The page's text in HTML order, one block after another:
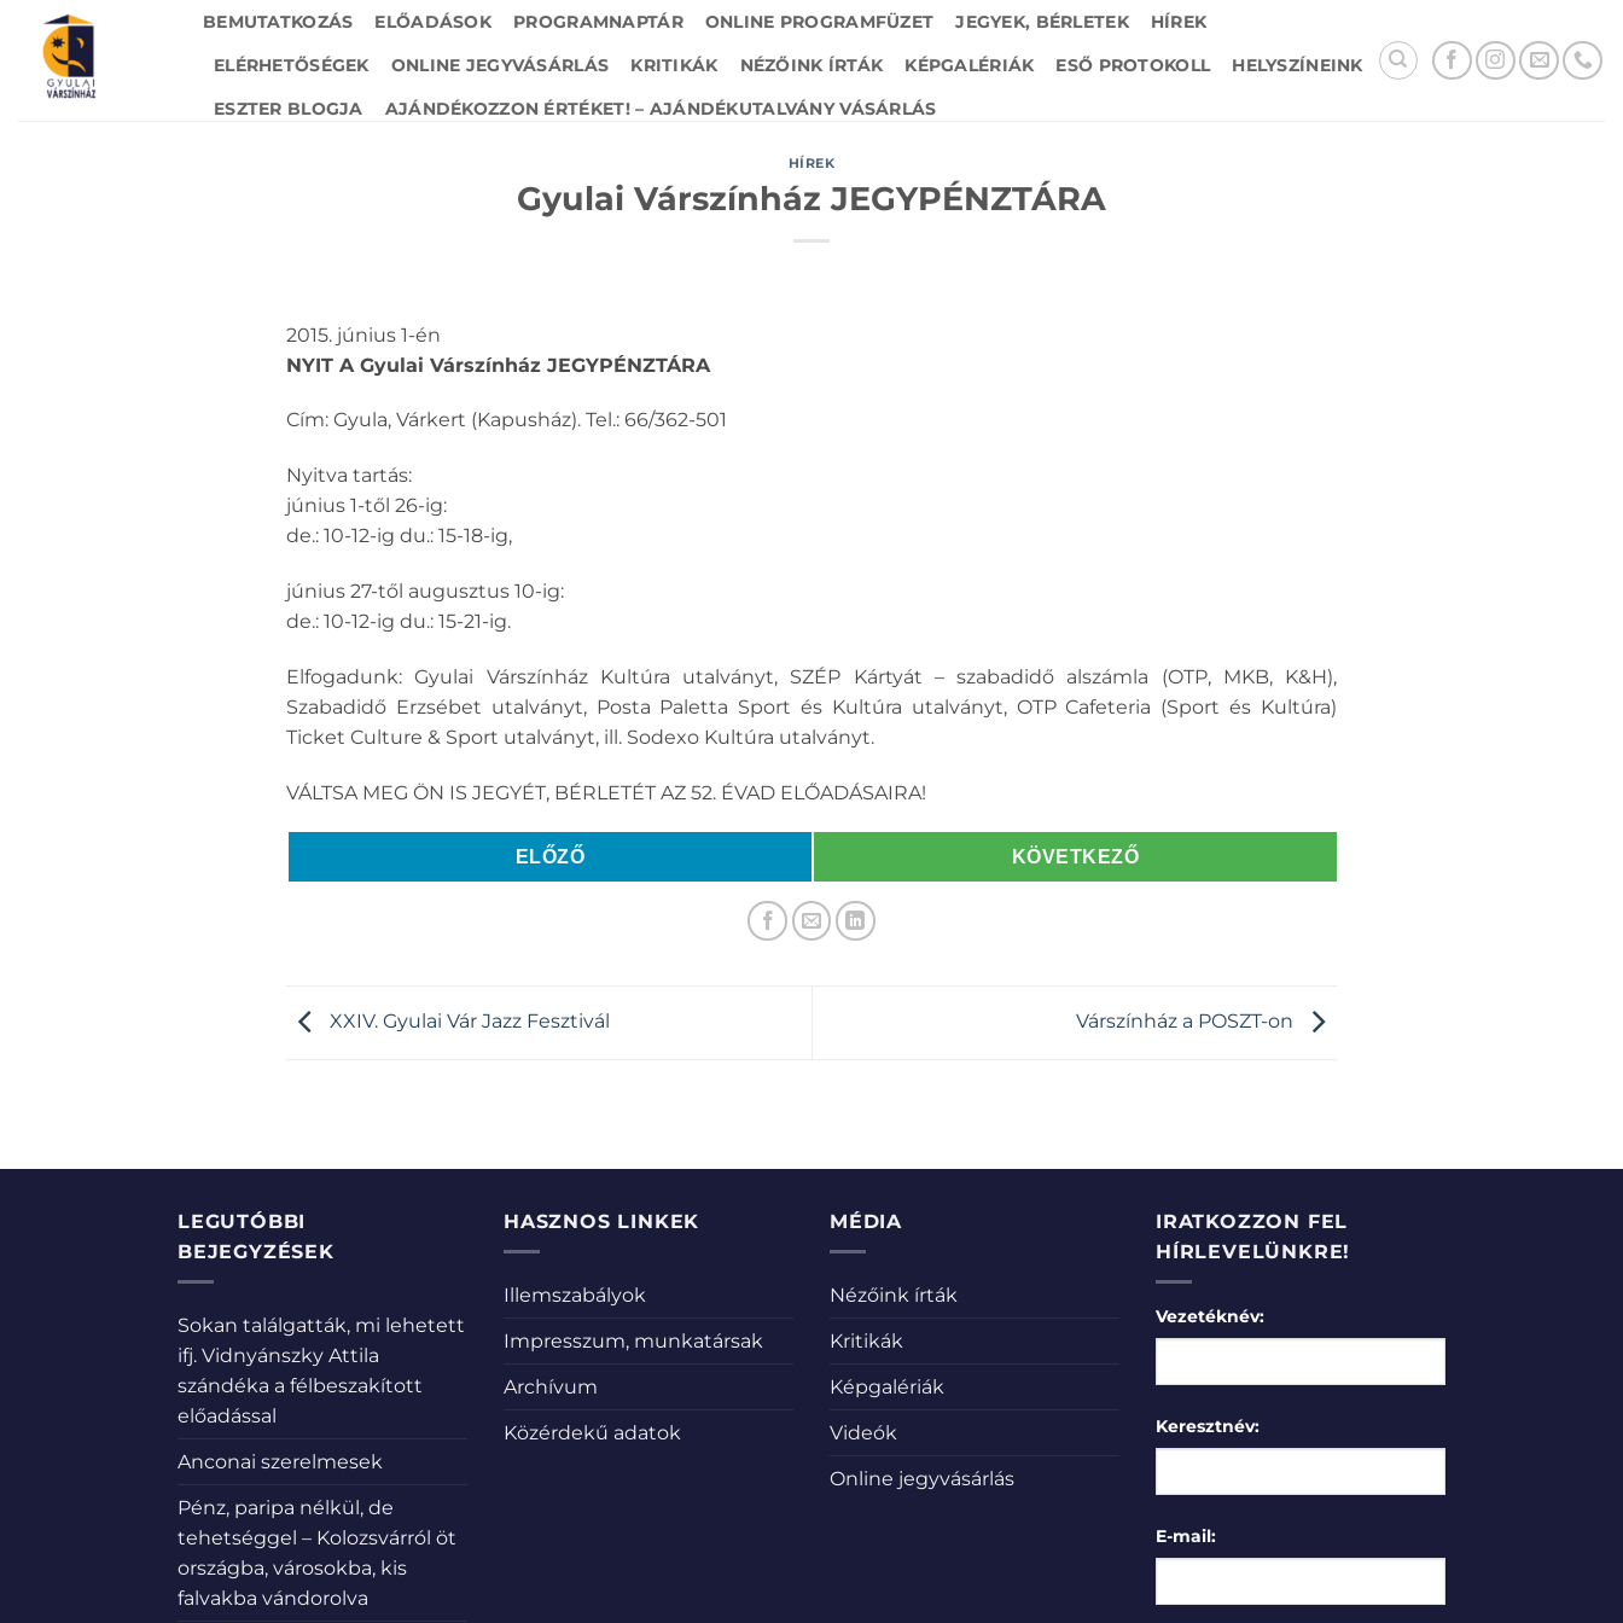
content
BEMUTATKOZÁS ELŐADÁSOK PROGRAMNAPTÁR ONLINE PROGRAMFÜZET JEGYEK, BÉRLETEK
HÍREK
ELÉRHETŐSÉGEK
ONLINE JEGYVÁSÁRLÁS KRITIKÁK NÉZŐINK ÍRTÁK KÉPGALÉRIÁK ESŐ PROTOKOLL
HELYSZÍNEINK
ESZTER BLOGJA
AJÁNDÉKOZZON ÉRTÉKET! – AJÁNDÉKUTALVÁNY VÁSÁRLÁS
HÍREK
Gyulai Várszínház JEGYPÉNZTÁRA
2015. június 1-én
NYIT A Gyulai Várszínház JEGYPÉNZTÁRA
Cím: Gyula, Várkert (Kapusház). Tel.: 66/362-501
Nyitva tartás:
június 1-től 26-ig:
de.: 10-12-ig du.: 15-18-ig,
június 27-től augusztus 10-ig:
de.: 10-12-ig du.: 15-21-ig.
Elfogadunk: Gyulai Várszínház Kultúra utalványt, SZÉP Kártyát – szabadidő alszámla (OTP, MKB, K&H),
Szabadidő Erzsébet utalványt, Posta Paletta Sport és Kultúra utalványt, OTP Cafeteria (Sport és Kultúra)
Ticket Culture & Sport utalványt, ill. Sodexo Kultúra utalványt.
VÁLTSA MEG ÖN IS JEGYÉT, BÉRLETÉT AZ 52. ÉVAD ELŐADÁSAIRA!
ELŐZŐ KÖVETKEZŐ
XXIV. Gyulai Vár Jazz Fesztivál Várszínház a POSZT-on
LEGUTÓBBI
BEJEGYZÉSEK
Sokan találgatták, mi lehetett
ifj. Vidnyánszky Attila
szándéka a félbeszakított
előadással
Anconai szerelmesek
Pénz, paripa nélkül, de
tehetséggel – Kolozsvárról öt
országba, városokba, kis
falvakba vándorolva
HASZNOS LINKEK
Illemszabályok
Impresszum, munkatársak
Archívum
Közérdekű adatok
MÉDIA
Nézőink írták
Kritikák
Képgalériák
Videók
Online jegyvásárlás
IRATKOZZON FEL
HÍRLEVELÜNKRE!
Vezetéknév:
Keresztnév:
E-mail: